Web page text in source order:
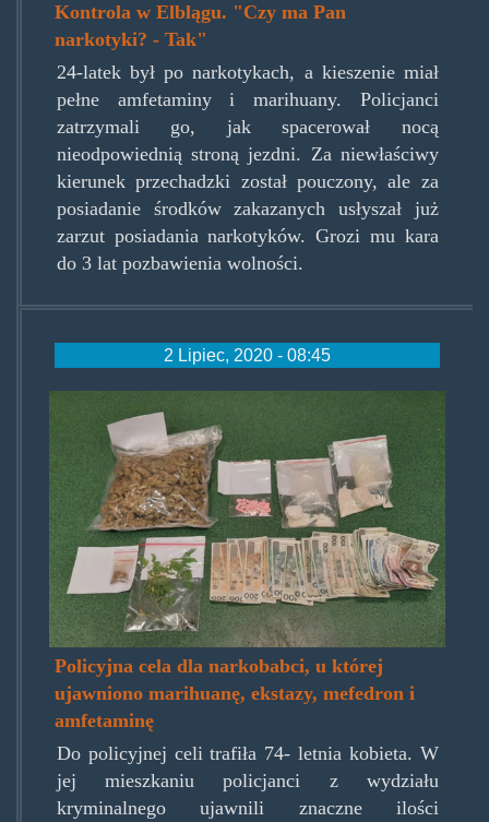
Kontrola w Elblągu. "Czy ma Pan
narkotyki? - Tak"
24-latek był po narkotykach, a kieszenie miał
pełne amfetaminy i marihuany. Policjanci
zatrzymali go, jak spacerował nocą
nieodpowiednią stroną jezdni. Za niewłaściwy
kierunek przechadzki został pouczony, ale za
posiadanie środków zakazanych usłyszał już
zarzut posiadania narkotyków. Grozi mu kara
do 3 lat pozbawienia wolności.
2 Lipiec, 2020 - 08:45
narkobabcia.jpg
Policyjna cela dla narkobabci, u której
ujawniono marihuanę, ekstazy, mefedron i
amfetaminę
Do policyjnej celi trafiła 74- letnia kobieta. W
jej mieszkaniu policjanci z wydziału
kryminalnego ujawnili znaczne ilości